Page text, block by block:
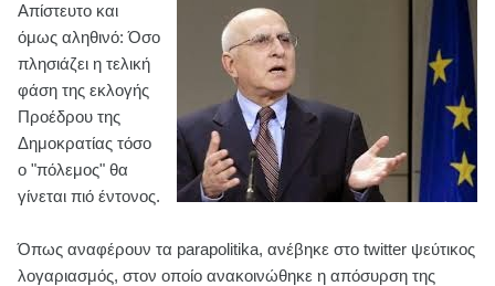
Απίστευτο και
όμως αληθινό: Όσο
πλησιάζει η τελική
φάση της εκλογής
Προέδρου της
Δημοκρατίας τόσο
ο "πόλεμος" θα
γίνεται πιό έντονος.
Όπως αναφέρουν τα parapolitika, ανέβηκε στο twitter ψεύτικος
λογαριασμός, στον οποίο ανακοινώθηκε η απόσυρση της